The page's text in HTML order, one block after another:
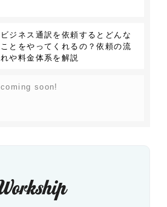
ビジネス通訳を依頼するとどんな
ことをやってくれるの？依頼の流
れや料金体系を解説
coming soon!